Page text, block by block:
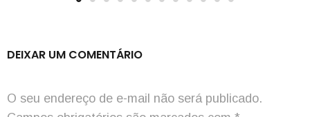
DEIXAR UM COMENTÁRIO
O seu endereço de e-mail não será publicado.